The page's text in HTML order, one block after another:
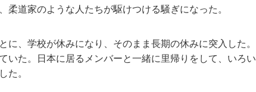
柔道家のような人たちが駆けつける騒ぎになった。
、学校が休みになり、そのまま長期の休みに突入した。
いた。日本に居るメンバーと一緒に里帰りをして、いろい
た。